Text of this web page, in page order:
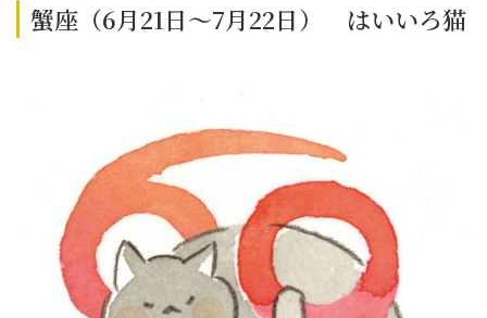
蟹座（6月21日～7月22日） はいいろ猫